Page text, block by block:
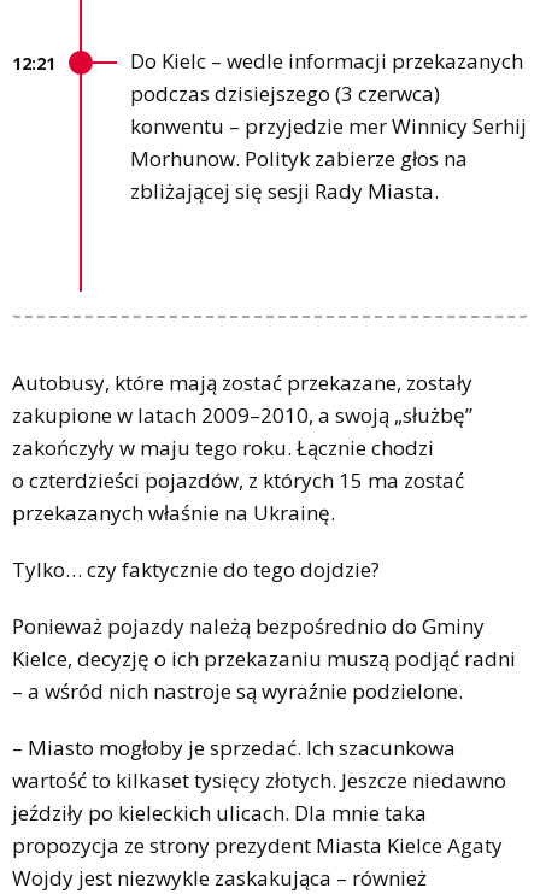
12:21
Do Kielc – wedle informacji przekazanych
podczas dzisiejszego (3 czerwca)
konwentu – przyjedzie mer Winnicy Serhij
Morhunow. Polityk zabierze głos na
zbliżającej się sesji Rady Miasta.
Autobusy, które mają zostać przekazane, zostały
zakupione w latach 2009–2010, a swoją „służbę”
zakończyły w maju tego roku. Łącznie chodzi
o czterdzieści pojazdów, z których 15 ma zostać
przekazanych właśnie na Ukrainę.
Tylko… czy faktycznie do tego dojdzie?
Ponieważ pojazdy należą bezpośrednio do Gminy
Kielce, decyzję o ich przekazaniu muszą podjąć radni
– a wśród nich nastroje są wyraźnie podzielone.
– Miasto mogłoby je sprzedać. Ich szacunkowa
wartość to kilkaset tysięcy złotych. Jeszcze niedawno
jeździły po kieleckich ulicach. Dla mnie taka
propozycja ze strony prezydent Miasta Kielce Agaty
Wojdy jest niezwykle zaskakująca – również